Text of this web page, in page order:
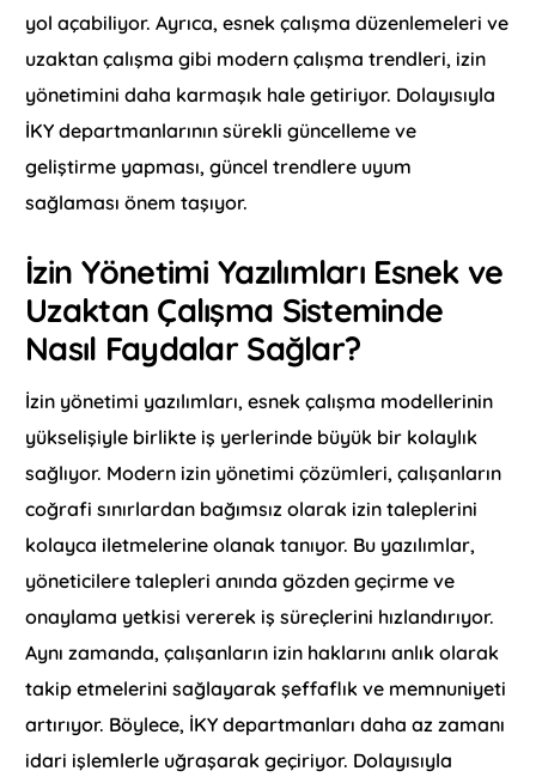
yol açabiliyor. Ayrıca, esnek çalışma düzenlemeleri ve
uzaktan çalışma gibi modern çalışma trendleri, izin
yönetimini daha karmaşık hale getiriyor. Dolayısıyla
İKY departmanlarının sürekli güncelleme ve
geliştirme yapması, güncel trendlere uyum
sağlaması önem taşıyor.
İzin Yönetimi Yazılımları Esnek ve
Uzaktan Çalışma Sisteminde
Nasıl Faydalar Sağlar?
İzin yönetimi yazılımları, esnek çalışma modellerinin
yükselişiyle birlikte iş yerlerinde büyük bir kolaylık
sağlıyor. Modern izin yönetimi çözümleri, çalışanların
coğrafi sınırlardan bağımsız olarak izin taleplerini
kolayca iletmelerine olanak tanıyor. Bu yazılımlar,
yöneticilere talepleri anında gözden geçirme ve
onaylama yetkisi vererek iş süreçlerini hızlandırıyor.
Aynı zamanda, çalışanların izin haklarını anlık olarak
takip etmelerini sağlayarak şeffaflık ve memnuniyeti
artırıyor. Böylece, İKY departmanları daha az zamanı
idari işlemlerle uğraşarak geçiriyor. Dolayısıyla